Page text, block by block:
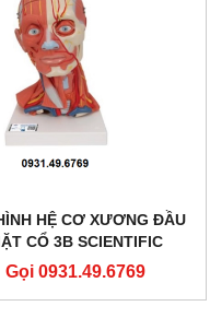
HỆ CƠ XƯƠNG ĐẦU
CỔ 3B SCIENTIFIC
1000214
Gọi 0931.49.6769